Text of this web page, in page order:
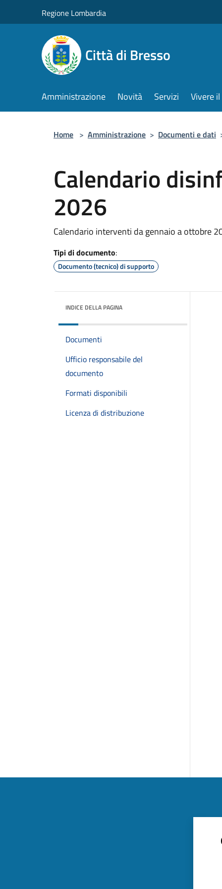
Regione Lombardia
Città di Bresso
Amministrazione Novità Servizi Vivere
Home > Amministrazione > Documenti e dati
Calendario
2026
Calendario interventi da gennaio a ottobre
Tipi di documento:
Documento (tecnico) di supporto
INDICE DELLA PAGINA
Documenti
Ufficio responsabile del
documento
Formati disponibili
Licenza di distribuzione